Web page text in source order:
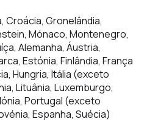
Croácia, Gronelândia,
Mónaco, Montenegro,
Alemanha, Áustria,
Estónia, Finlândia, França
Hungria, Itália (exceto
Lituânia, Luxemburgo,
Portugal (exceto
Espanha, Suécia)